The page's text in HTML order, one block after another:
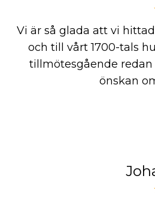
Vi är så glada att vi
och till vårt 1700-tals
tillmötesgående
önskan